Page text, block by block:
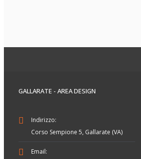
GALLARATE - AREA DESIGN
Indirizzo:
Corso Sempione 5, Gallarate (VA)
Email: